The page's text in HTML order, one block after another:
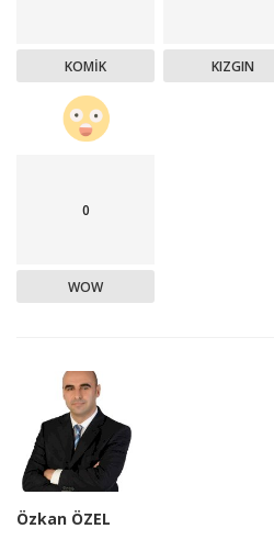
KOMIK KIZGIN
0
WOW
Özkan ÖZEL